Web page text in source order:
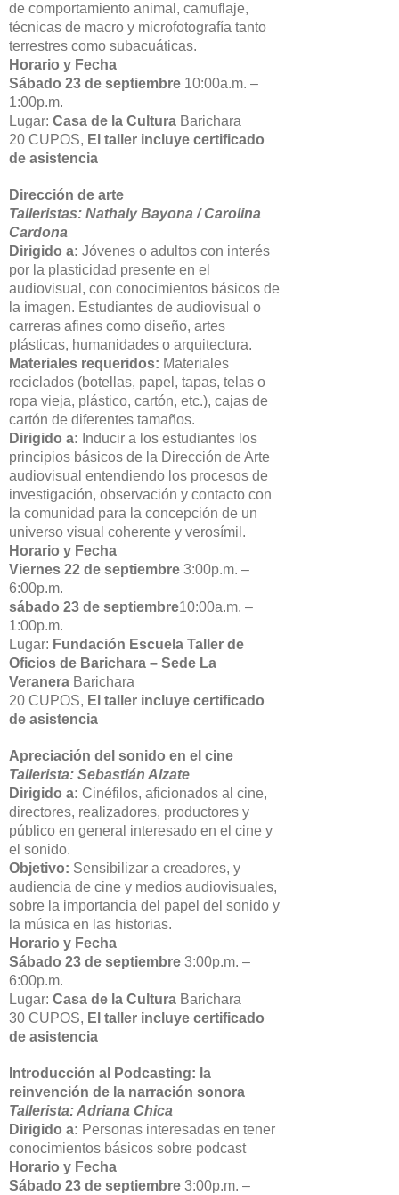
de comportamiento animal, camuflaje,
técnicas de macro y microfotografía tanto
terrestres como subacuáticas.
Horario y Fecha
Sábado 23 de septiembre 10:00a.m. –
1:00p.m.
Lugar: Casa de la Cultura Barichara
20 CUPOS, El taller incluye certificado
de asistencia
Dirección de arte
Talleristas: Nathaly Bayona / Carolina
Cardona
Dirigido a: Jóvenes o adultos con interés
por la plasticidad presente en el
audiovisual, con conocimientos básicos de
la imagen. Estudiantes de audiovisual o
carreras afines como diseño, artes
plásticas, humanidades o arquitectura.
Materiales requeridos: Materiales
reciclados (botellas, papel, tapas, telas o
ropa vieja, plástico, cartón, etc.), cajas de
cartón de diferentes tamaños.
Dirigido a: Inducir a los estudiantes los
principios básicos de la Dirección de Arte
audiovisual entendiendo los procesos de
investigación, observación y contacto con
la comunidad para la concepción de un
universo visual coherente y verosímil.
Horario y Fecha
Viernes 22 de septiembre 3:00p.m. –
6:00p.m.
sábado 23 de septiembre10:00a.m. –
1:00p.m.
Lugar: Fundación Escuela Taller de
Oficios de Barichara – Sede La
Veranera Barichara
20 CUPOS, El taller incluye certificado
de asistencia
Apreciación del sonido en el cine
Tallerista: Sebastián Alzate
Dirigido a: Cinéfilos, aficionados al cine,
directores, realizadores, productores y
público en general interesado en el cine y
el sonido.
Objetivo: Sensibilizar a creadores, y
audiencia de cine y medios audiovisuales,
sobre la importancia del papel del sonido y
la música en las historias.
Horario y Fecha
Sábado 23 de septiembre 3:00p.m. –
6:00p.m.
Lugar: Casa de la Cultura Barichara
30 CUPOS, El taller incluye certificado
de asistencia
Introducción al Podcasting: la
reinvención de la narración sonora
Tallerista: Adriana Chica
Dirigido a: Personas interesadas en tener
conocimientos básicos sobre podcast
Horario y Fecha
Sábado 23 de septiembre 3:00p.m. –